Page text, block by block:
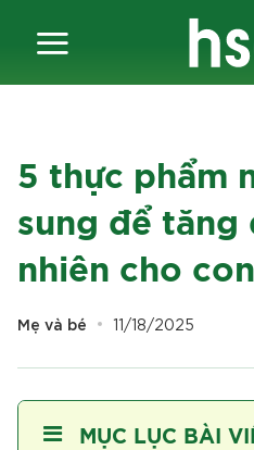
5 thực phẩm
sung để tăng
nhiên cho con
Mẹ và bé 11/18/2025
MỤC LỤC BÀI